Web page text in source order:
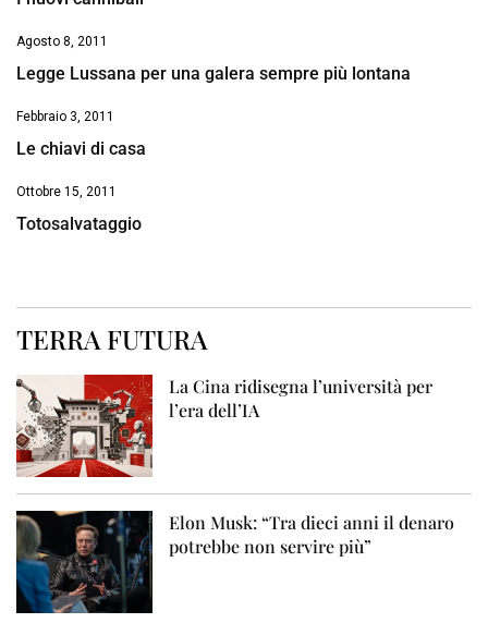
Agosto 8, 2011
Legge Lussana per una galera sempre più lontana
Febbraio 3, 2011
Le chiavi di casa
Ottobre 15, 2011
Totosalvataggio
TERRA FUTURA
La Cina ridisegna l’università per
l’era dell’IA
Elon Musk: “Tra dieci anni il denaro
potrebbe non servire più”